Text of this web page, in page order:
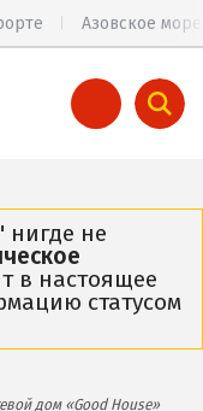
Азовское море
нигде не
в настоящее
статусом
дом «Good House»